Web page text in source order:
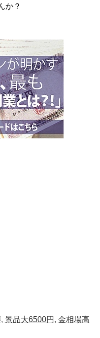
か？
, 景品大6500円 , 金相場高